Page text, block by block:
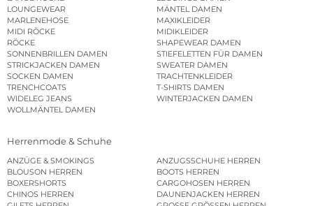
LOUNGEWEAR
MÄNTEL DAMEN
MARLENEHOSE
MAXIKLEIDER
MIDI RÖCKE
MIDIKLEIDER
RÖCKE
SHAPEWEAR DAMEN
SONNENBRILLEN DAMEN
STIEFELETTEN FÜR DAMEN
STRICKJACKEN DAMEN
SWEATER DAMEN
SOCKEN DAMEN
TRACHTENKLEIDER
TRENCHCOATS
T-SHIRTS DAMEN
WIDELEG JEANS
WINTERJACKEN DAMEN
WOLLMÄNTEL DAMEN
Herrenmode & Schuhe
ANZÜGE & SMOKINGS
ANZUGSSCHUHE HERREN
BLOUSON HERREN
BOOTS HERREN
BOXERSHORTS
CARGOHOSEN HERREN
CHINOS HERREN
DAUNENJACKEN HERREN